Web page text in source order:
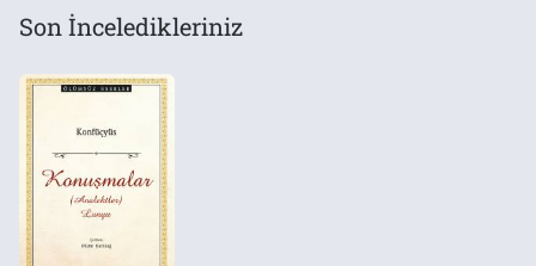
Son İnceledikleriniz